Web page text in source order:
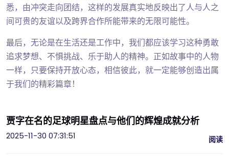
悉，由冲突走向团结，这样的发展真实地反映出了人与人之
间可贵的友谊以及跨界合作所能带来的无限可能性。
最后，无论是在生活还是工作中，我们都应该学习这种勇敢
追求梦想、不惧挑战、乐于助人的精神。正如故事中的人物
一样，只要保持开放心态，相信彼此，就一定能够创造出属
于我们的精彩篇章！
贾字在名的足球明星盘点与他们的辉煌成就分析
2025-11-30 07:31:51
阅读